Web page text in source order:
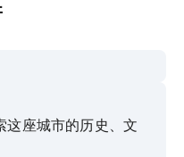
这座城市的历史、文